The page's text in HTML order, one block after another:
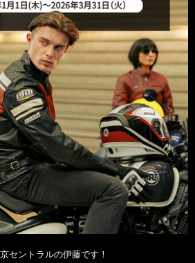
セントラルの伊藤です！